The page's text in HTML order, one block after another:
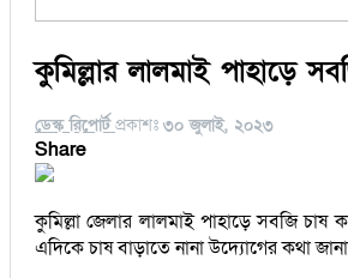
কুমিল্লার লালমাই পাহাড়ে
ডেস্ক রিপোর্ট প্রকাশঃ ৩০ জুলাই, ২০২৩
Share
কুমিল্লা জেলার লালমাই পাহাড়ে সবজি চাষ
এদিকে চাষ বাড়াতে নানা উদ্যোগের কথা